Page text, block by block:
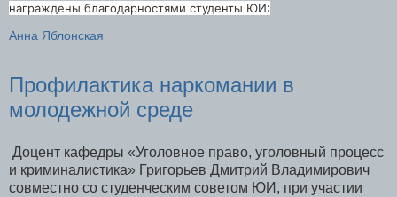
награждены благодарностями студенты ЮИ:
Анна Яблонская
Профилактика наркомании в
молодежной среде
Доцент кафедры «Уголовное право, уголовный процесс
и криминалистика» Григорьев Дмитрий Владимирович
совместно со студенческим советом ЮИ, при участии